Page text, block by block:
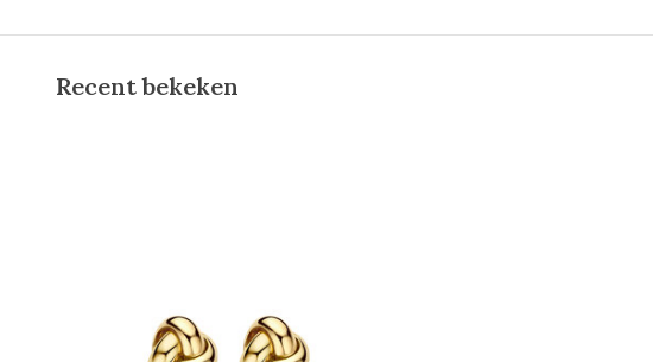
Recent bekeken